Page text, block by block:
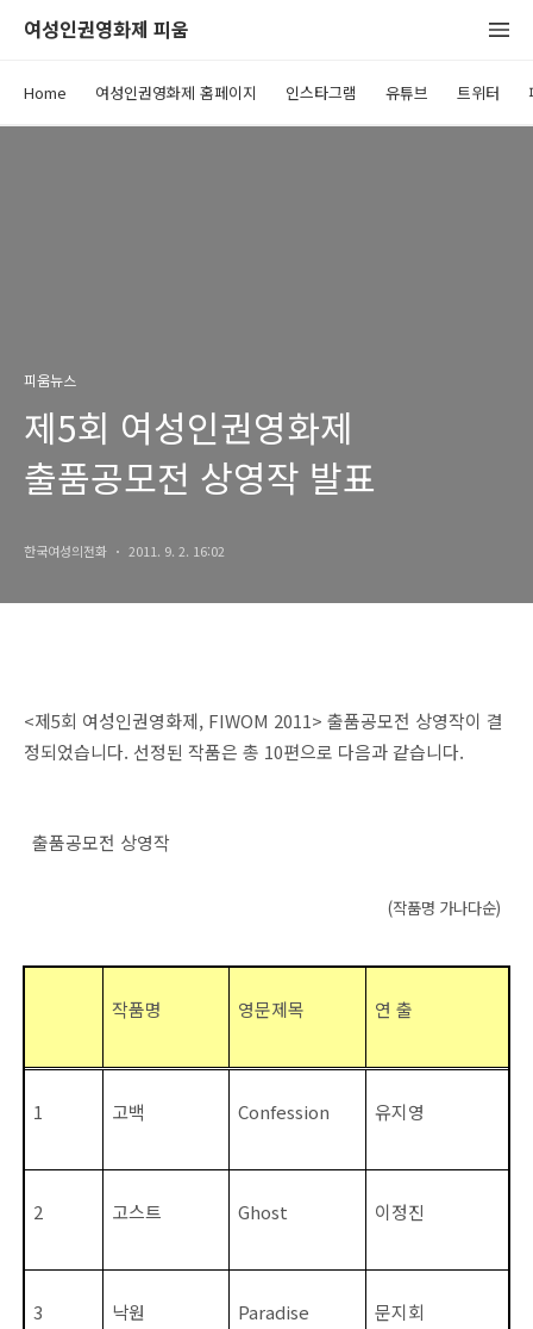
여성인권영화제 피움
Home 여성인권영화제 홈페이지 인스타그램 유튜브 트위터
피움뉴스
제5회 여성인권영화제
출품공모전 상영작 발표
한국여성의전화 2011. 9. 2. 16:02
<제5회 여성인권영화제, FIWOM 2011> 출품공모전 상영작이 결
정되었습니다. 선정된 작품은 총 10편으로 다음과 같습니다.
출품공모전 상영작
(작품명 가나다순)
작품명 영문제목 연 출
1 고백 Confession 유지영
2 고스트 Ghost 이정진
3 낙원 Paradise 문지회